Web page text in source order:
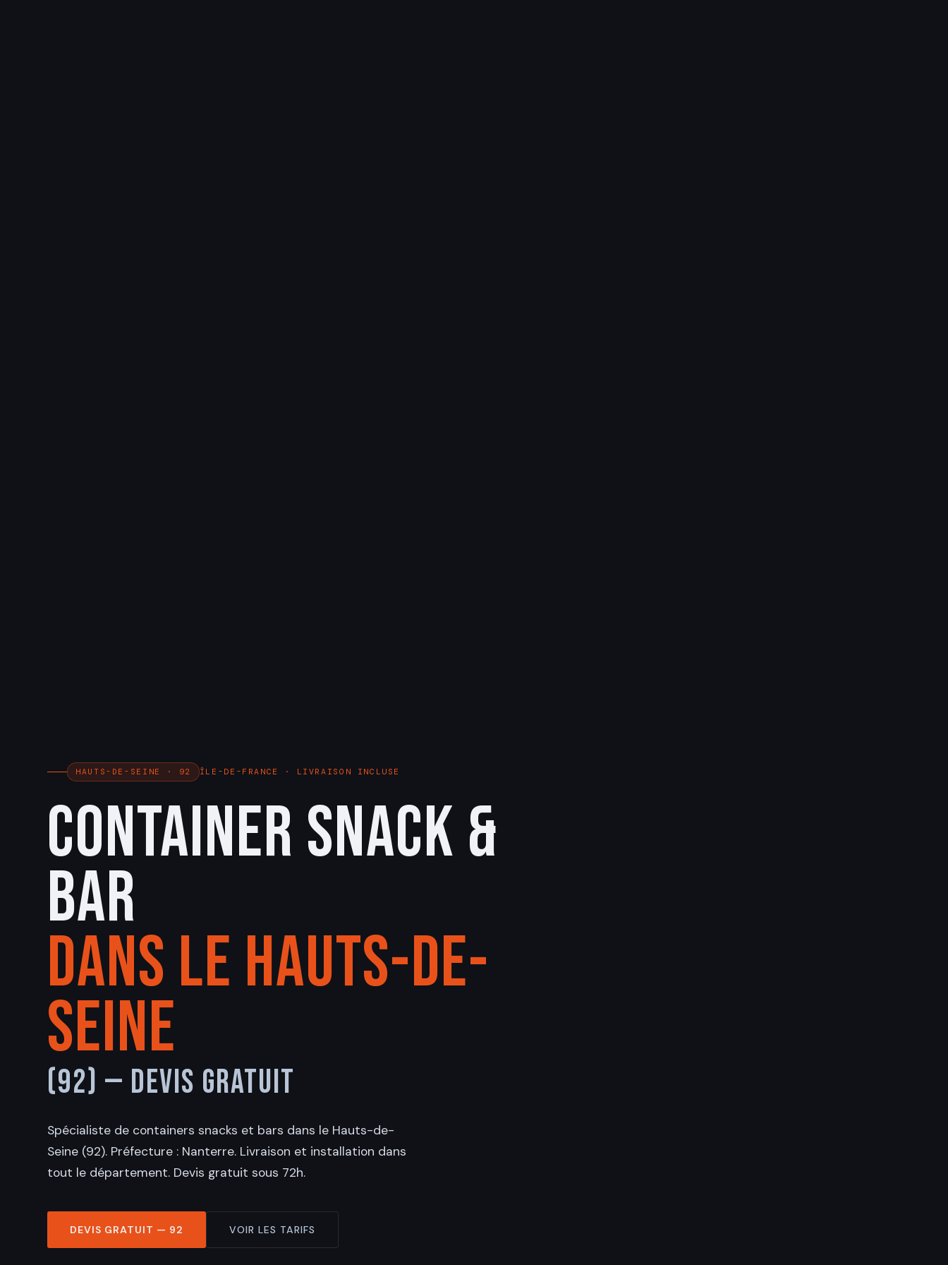
HAUTS-DE-SEINE · 92 ÎLE-DE-FRANCE · LIVRAISON INCLUSE
Container Snack &
Bar
dans le Hauts-de-
Seine
(92) — Devis Gratuit
Spécialiste de containers snacks et bars dans le Hauts-de-
Seine (92). Préfecture : Nanterre. Livraison et installation dans
tout le département. Devis gratuit sous 72h.
DEVIS GRATUIT — 92 VOIR LES TARIFS